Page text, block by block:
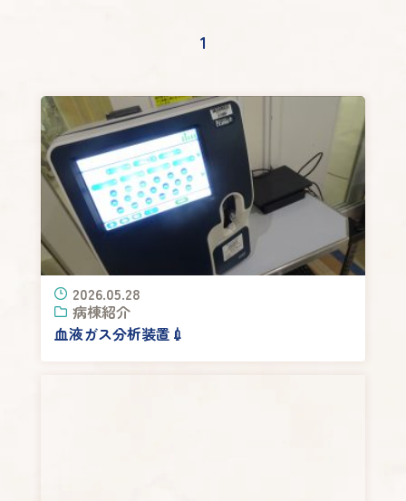
1
2026.05.28
病棟紹介
血液ガス分析装置💉